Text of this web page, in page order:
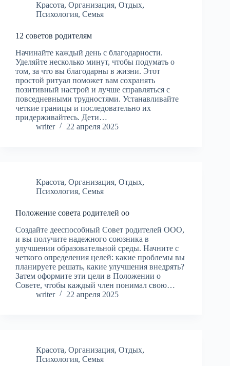
Красота, Организация, Отдых,
Психология, Семья
12 советов родителям
Начинайте каждый день с благодарности.
Уделяйте несколько минут, чтобы подумать о
том, за что вы благодарны в жизни. Этот
простой ритуал поможет вам сохранять
позитивный настрой и лучше справляться с
повседневными трудностями. Устанавливайте
четкие границы и последовательно их
придерживайтесь. Дети…
writer
22 апреля 2025
Красота, Организация, Отдых,
Психология, Семья
Положение совета родителей оо
Создайте дееспособный Совет родителей ООО,
и вы получите надежного союзника в
улучшении образовательной среды. Начните с
четкого определения целей: какие проблемы вы
планируете решать, какие улучшения внедрять?
Затем оформите эти цели в Положении о
Совете, чтобы каждый член понимал свою…
writer
22 апреля 2025
Красота, Организация, Отдых,
Психология, Семья